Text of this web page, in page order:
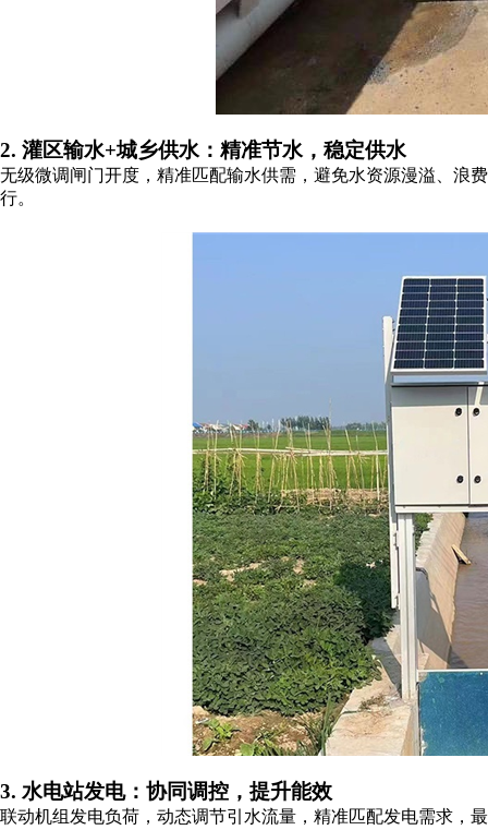
2. 灌区输水+城乡供水：精准节水，稳定供水
无级微调闸门开度，精准匹配输水供需，避免水资源漫溢、浪
行。
3. 水电站发电：协同调控，提升能效
联动机组发电负荷，动态调节引水流量，精准匹配发电需求，